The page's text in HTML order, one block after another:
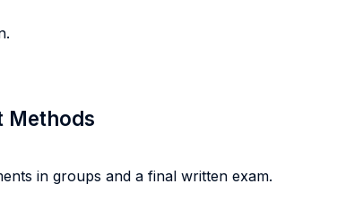
Methods
in groups and a final written exam.